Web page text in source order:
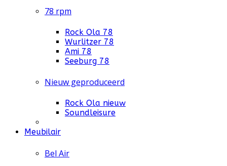
78 rpm
Rock Ola 78
Wurlitzer 78
Ami 78
Seeburg 78
Nieuw geproduceerd
Rock Ola nieuw
Soundleisure
Meubilair
Bel Air